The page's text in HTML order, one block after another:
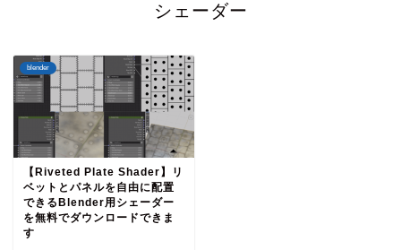
シェーダー
blender
【Riveted Plate Shader】リ
ベットとパネルを自由に配置
できるBlender用シェーダー
を無料でダウンロードできま
す